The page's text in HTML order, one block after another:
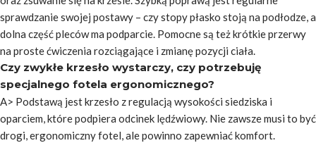
sprawdzanie swojej postawy – czy stopy płasko stoją na podłodze, a
dolna część pleców ma podparcie. Pomocne są też krótkie przerwy
na proste ćwiczenia rozciągające i zmianę pozycji ciała.
Czy zwykłe krzesło wystarczy, czy potrzebuję
specjalnego fotela ergonomicznego?
A> Podstawą jest krzesło z regulacją wysokości siedziska i
oparciem, które podpiera odcinek lędźwiowy. Nie zawsze musi to być
drogi, ergonomiczny fotel, ale powinno zapewniać komfort.